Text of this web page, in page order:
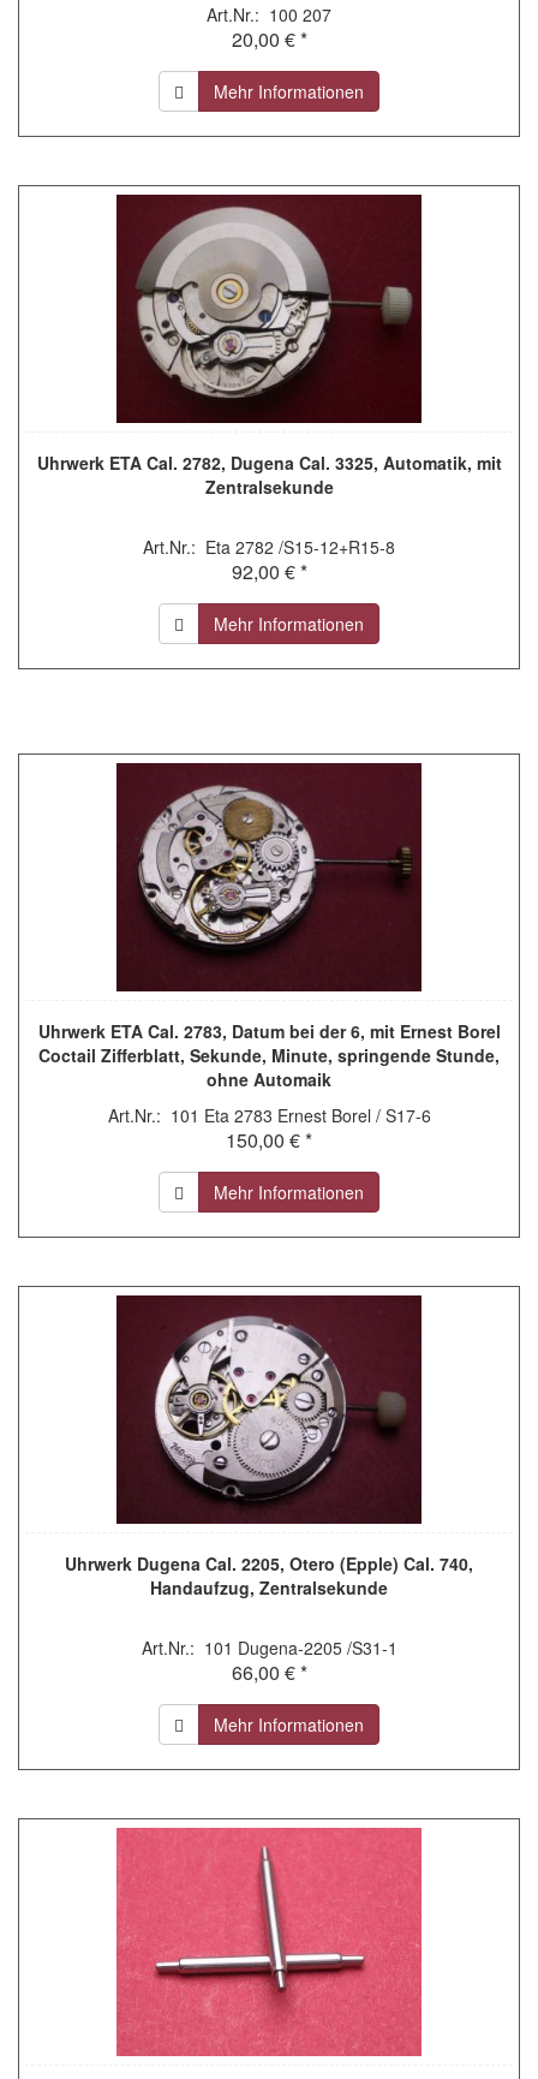
Art.Nr.: 100 207
20,00 € *
Mehr Informationen
Uhrwerk ETA Cal. 2782, Dugena Cal. 3325, Automatik, mit
Zentralsekunde
Art.Nr.: Eta 2782 /S15-12+R15-8
92,00 € *
Mehr Informationen
Uhrwerk ETA Cal. 2783, Datum bei der 6, mit Ernest Borel
Coctail Zifferblatt, Sekunde, Minute, springende Stunde,
ohne Automaik
Art.Nr.: 101 Eta 2783 Ernest Borel / S17-6
150,00 € *
Mehr Informationen
Uhrwerk Dugena Cal. 2205, Otero (Epple) Cal. 740,
Handaufzug, Zentralsekunde
Art.Nr.: 101 Dugena-2205 /S31-1
66,00 € *
Mehr Informationen